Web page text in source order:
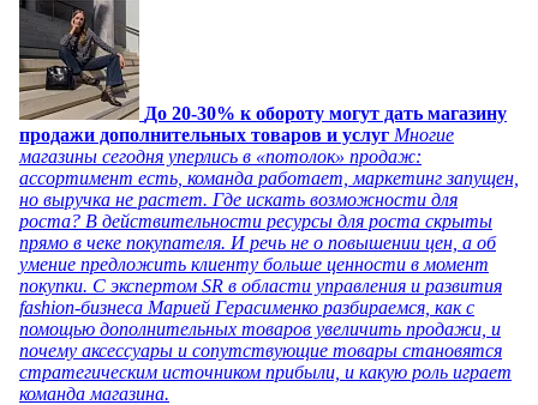
До 20-30% к обороту могут дать магазину
продажи дополнительных товаров и услуг Многие
магазины сегодня уперлись в «потолок» продаж:
ассортимент есть, команда работает, маркетинг запущен,
но выручка не растет. Где искать возможности для
роста? В действительности ресурсы для роста скрыты
прямо в чеке покупателя. И речь не о повышении цен, а об
умение предложить клиенту больше ценности в момент
покупки. С экспертом SR в области управления и развития
fashion-бизнеса Марией Герасименко разбираемся, как с
помощью дополнительных товаров увеличить продажи, и
почему аксессуары и сопутствующие товары становятся
стратегическим источником прибыли, и какую роль играет
команда магазина.